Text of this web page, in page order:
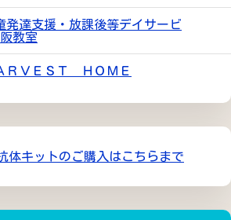
発達支援・放課後等デイサービ
教室
ＲＶＥＳＴ ＨＯＭＥ
体キットのご購入はこちらまで